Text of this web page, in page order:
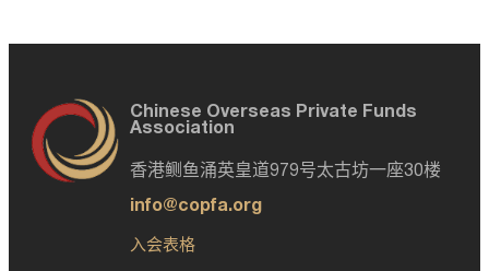
入会表格
Chinese Overseas Private Funds
Association
香港鲗鱼涌英皇道979号太古坊一座30楼
info@copfa.org